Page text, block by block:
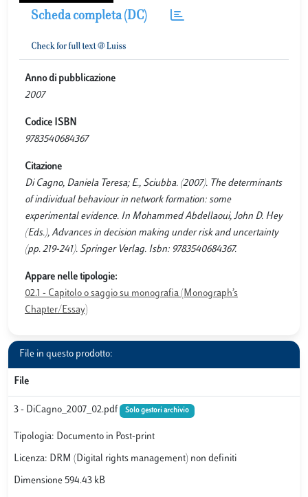
Scheda completa (DC)
Anno di pubblicazione
2007
Codice ISBN
9783540684367
Citazione
Di Cagno, Daniela Teresa; E., Sciubba. (2007). The determinants
of individual behaviour in network formation: some
experimental evidence. In Mohammed Abdellaoui, John D. Hey
(Eds.), Advances in decision making under risk and uncertainty
(pp. 219-241). Springer Verlag. Isbn: 9783540684367.
Appare nelle tipologie:
02.1 - Capitolo o saggio su monografia (Monograph’s
Chapter/Essay)
File in questo prodotto:
File
3 - DiCagno_2007_02.pdf Solo gestori archivio
Tipologia: Documento in Post-print
Licenza: DRM (Digital rights management) non definiti
Dimensione 594.43 kB